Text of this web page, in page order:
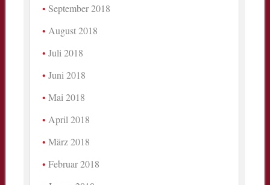
September 2018
August 2018
Juli 2018
Juni 2018
Mai 2018
April 2018
März 2018
Februar 2018